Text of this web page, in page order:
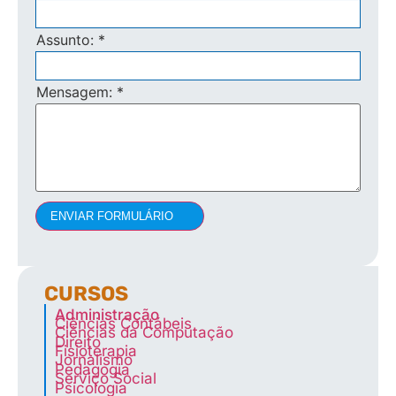
Assunto: *
Mensagem: *
ENVIAR FORMULÁRIO
CURSOS
Administração
Ciências Contábeis
Ciências da Computação
Direito
Fisioterapia
Jornalismo
Pedagogia
Serviço Social
Psicologia